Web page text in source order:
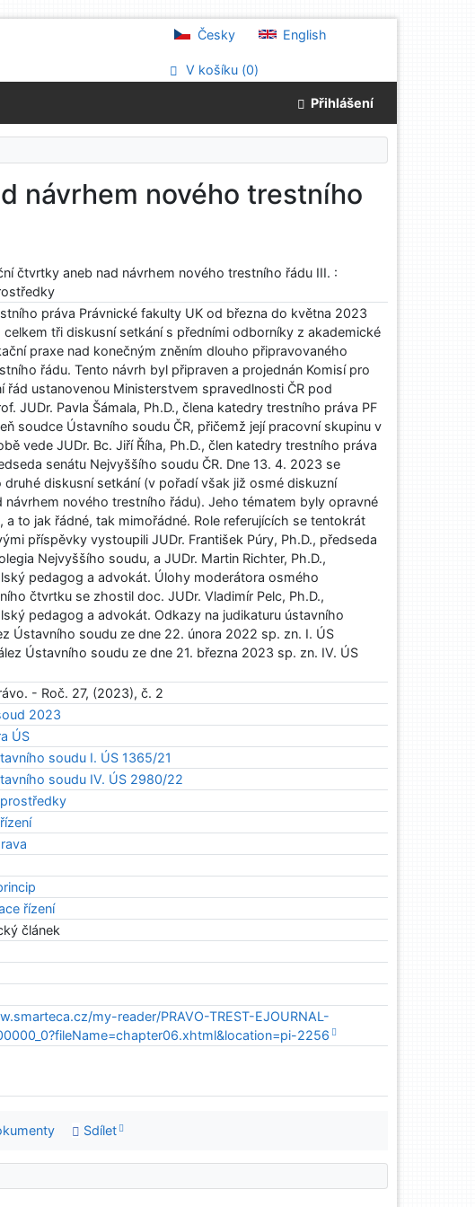
Česky English
V košíku (0)
Přihlášení
návrhem nového trestního
čtvrtky aneb nad návrhem nového trestního řádu III. :
práva Právnické fakulty UK od března do května 2023
celkem tři diskusní setkání s předními odborníky z akademické
praxe nad konečným zněním dlouho připravovaného
řádu. Tento návrh byl připraven a projednán Komisí pro
řád ustanovenou Ministerstvem spravedlnosti ČR pod
JUDr. Pavla Šámala, Ph.D., člena katedry trestního práva PF
soudce Ústavního soudu ČR, přičemž její pracovní skupinu v
vede JUDr. Bc. Jiří Říha, Ph.D., člen katedry trestního práva
senátu Nejvyššího soudu ČR. Dne 13. 4. 2023 se
druhé diskusní setkání (v pořadí však již osmé diskuzní
návrhem nového trestního řádu). Jeho tématem byly opravné
a to jak řádné, tak mimořádné. Role referujících se tentokrát
příspěvky vystoupili JUDr. František Púry, Ph.D., předseda
Nejvyššího soudu, a JUDr. Martin Richter, Ph.D.,
pedagog a advokát. Úlohy moderátora osmého
čtvrtku se zhostil doc. JUDr. Vladimír Pelc, Ph.D.,
pedagog a advokát. Odkazy na judikaturu ústavního
Ústavního soudu ze dne 22. února 2022 sp. zn. I. ÚS
Ústavního soudu ze dne 21. března 2023 sp. zn. IV. ÚS
- Roč. 27, (2023), č. 2
2023
ÚS
soudu I. ÚS 1365/21
soudu IV. ÚS 2980/22
řízení
článek
my-reader/PRAVO-TREST-EJOURNAL-
2256
Sdílet